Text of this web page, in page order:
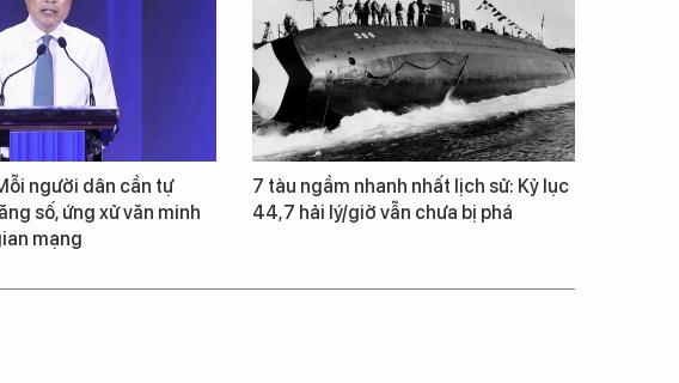
người dân cần tự
số, ứng xử văn minh
mạng
7 tàu ngầm nhanh nhất lịch sử: Kỷ lục
44,7 hải lý/giờ vẫn chưa bị phá